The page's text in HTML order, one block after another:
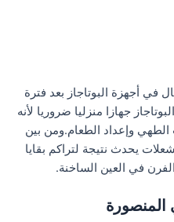
أجهزة البوتاجاز بعد فترة
جهازا منزليا ضروريا لأنه
وإعداد الطعام.ومن بين
يحدث نتيجة لتراكم بقايا
في العين الساخنة.